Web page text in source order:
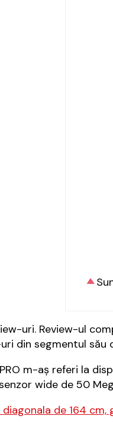
uri. Review-ul
din segmentul
m-aș referi la
wide de 50
diagonala de 164